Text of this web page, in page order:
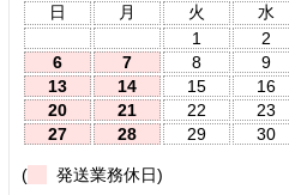
日
月 火 水
1
2
6
7 8 9
13
14 15 16
20
21 22 23
27
28 29 30
( 発送業務休日)